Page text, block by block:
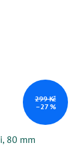
299 Kč
–27 %
80 mm